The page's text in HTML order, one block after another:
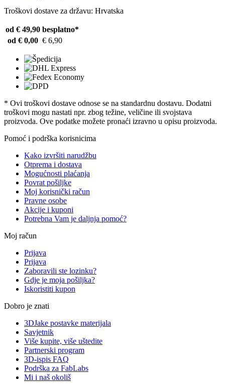
Troškovi dostave za državu: Hrvatska
od € 49,90 besplatno*
od € 0,00 € 6,90
* Ovi troškovi dostave odnose se na standardnu ​​dostavu. Dodatni
troškovi mogu nastati npr. zbog težine, veličine ili svojstava
proizvoda. Ove podatke možete pronaći izravno u opisu proizvoda.
Pomoć i podrška korisnicima
Kako izvršiti narudžbu
Otprema i dostava
Mogućnosti plaćanja
Povrat pošiljke
Moj korisnički račun
Pravne osobe
Akcije i kuponi
Potrebna Vam je daljnja pomoć?
Moj račun
Prijava
Prijava
Zaboravili ste lozinku?
Gdje je moja pošiljka?
Iskoristiti kupon
Dobro je znati
3DJake postavke materijala
Savjetnik
Više kupite, više uštedite
Partnerski program
3D-ispis FAQ
Podrška za FabLabs
Mi i naš okoliš